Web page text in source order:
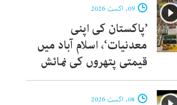
09, اگست 2026
’پاکستان کی اپنی
معدنیات‘، اسلام آباد میں
قیمتی پتھروں کی نمائش
08, اگست 2026